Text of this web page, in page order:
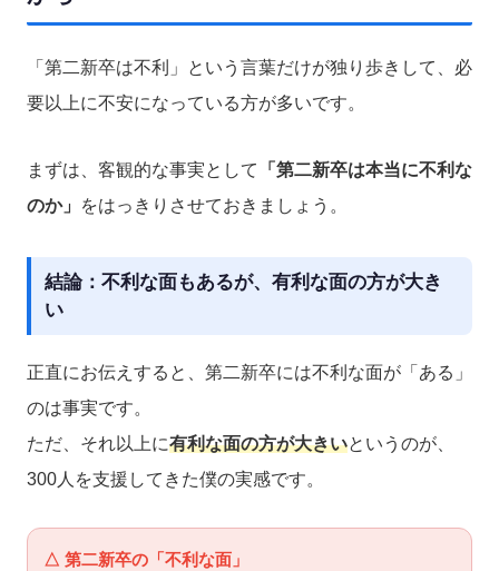
「第二新卒は不利」という言葉だけが独り歩きして、必
要以上に不安になっている方が多いです。
まずは、客観的な事実として
「第二新卒は本当に不利な
のか」
をはっきりさせておきましょう。
結論：不利な面もあるが、有利な面の方が大き
い
正直にお伝えすると、第二新卒には不利な面が「ある」
のは事実です。
ただ、それ以上に有利な面の方が大きいというのが、
300人を支援してきた僕の実感です。
△ 第二新卒の「不利な面」